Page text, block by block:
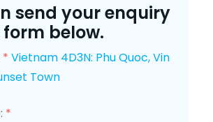
send your enquiry
below.
* Vietnam 4D3N: Phu Quoc, Vin
Town
*